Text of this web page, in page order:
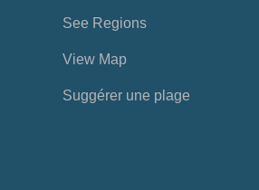
See Regions
View Map
Suggérer une plage